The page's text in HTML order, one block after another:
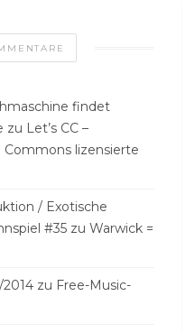
findet
zu Let’s CC –
lizensierte
/ Exotische
#35 zu Warwick =
zu Free-Music-